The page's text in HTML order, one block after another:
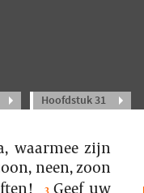
Hoofdstuk 31
waarmee zijn
neen, zoon
3 Geef uw